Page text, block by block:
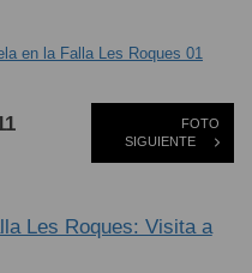
FOTO
SIGUIENTE
Les Roques: Visita a